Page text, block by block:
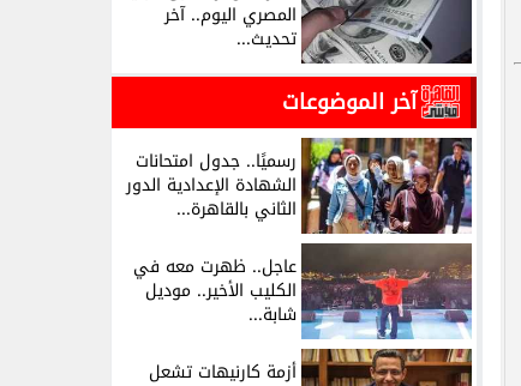
المصري اليوم.. آخر
تحديث...
آخر الموضوعات
رسميًا.. جدول امتحانات
الشهادة الإعدادية الدور
الثاني بالقاهرة...
عاجل.. ظهرت معه في
الكليب الأخير.. موديل
شابة...
أزمة كارنيهات تشعل